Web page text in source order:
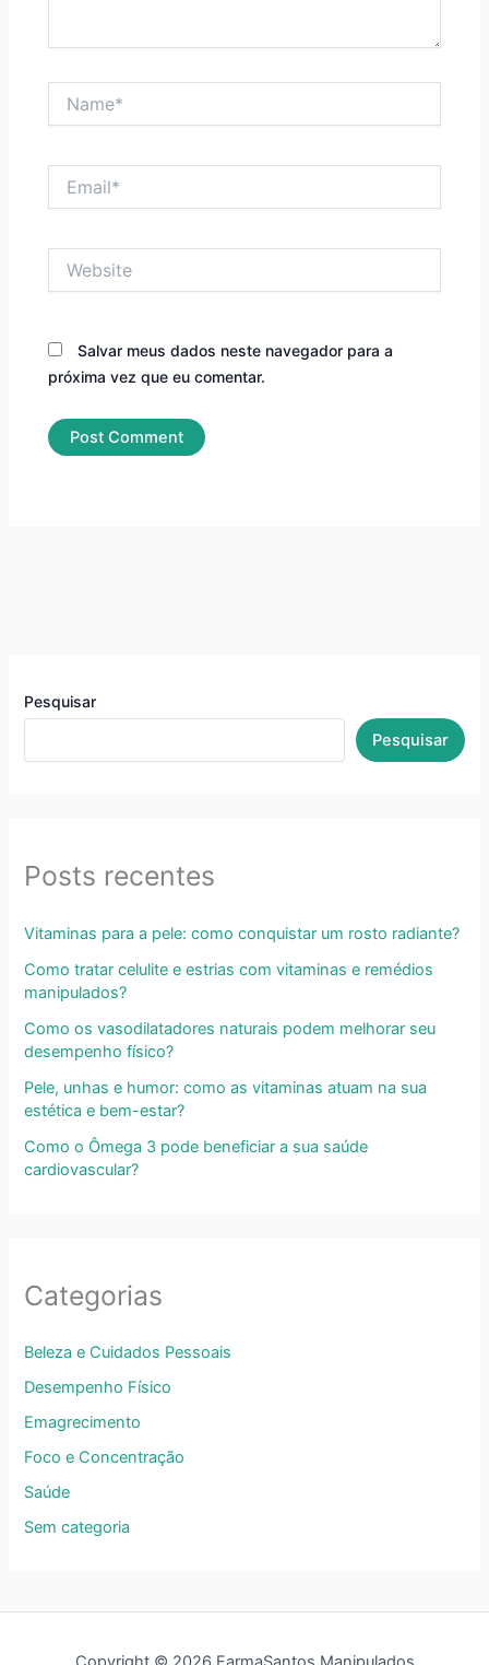
Salvar meus dados neste navegador para a
próxima vez que eu comentar.
Pesquisar
Pesquisar
Posts recentes
Vitaminas para a pele: como conquistar um rosto radiante?
Como tratar celulite e estrias com vitaminas e remédios
manipulados?
Como os vasodilatadores naturais podem melhorar seu
desempenho físico?
Pele, unhas e humor: como as vitaminas atuam na sua
estética e bem-estar?
Como o Ômega 3 pode beneficiar a sua saúde
cardiovascular?
Categorias
Beleza e Cuidados Pessoais
Desempenho Físico
Emagrecimento
Foco e Concentração
Saúde
Sem categoria